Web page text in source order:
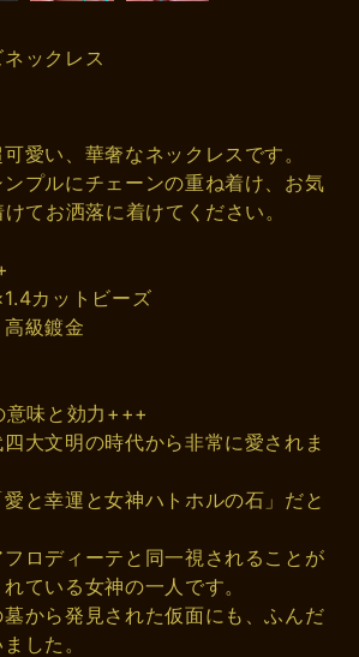
ックレス
愛い、華奢なネックレスです。
プルにチェーンの重ね着け、お気
てお洒落に着けてください。
カットビーズ
級鍍金
味と効力+++
大文明の時代から非常に愛されま
と幸運と女神ハトホルの石」だと
ロディーテと同一視されることが
ている女神の一人です。
から発見された仮面にも、ふんだ
した。